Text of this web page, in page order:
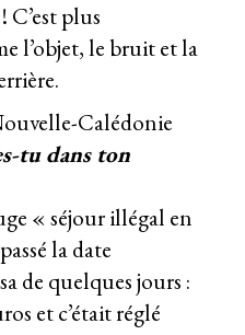
C’est plus
l’objet, le bruit et la
tu dans ton
« séjour illégal en
la date
de quelques jours :
et c’était réglé